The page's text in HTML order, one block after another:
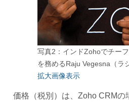
写真2：インドZohoでチー
を務めるRaju Vegesna（ラ
拡大画像表示
価格（税別）は、Zoho CRMの